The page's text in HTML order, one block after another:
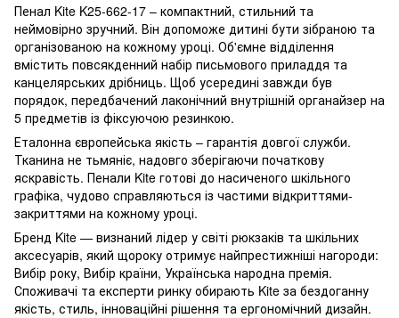
Пенал Kite K25-662-17 – компактний, стильний та
неймовірно зручний. Він допоможе дитині бути зібраною та
організованою на кожному уроці. Об'ємне відділення
вмістить повсякденний набір письмового приладдя та
канцелярських дрібниць. Щоб усередині завжди був
порядок, передбачений лаконічний внутрішній органайзер на
5 предметів із фіксуючою резинкою.
Еталонна європейська якість – гарантія довгої служби.
Тканина не тьмяніє, надовго зберігаючи початкову
яскравість. Пенали Kite готові до насиченого шкільного
графіка, чудово справляються із частими відкриттями-
закриттями на кожному уроці.
Бренд Kite — визнаний лідер у світі рюкзаків та шкільних
аксесуарів, який щороку отримує найпрестижніші нагороди:
Вибір року, Вибір країни, Українська народна премія.
Споживачі та експерти ринку обирають Kite за бездоганну
якість, стиль, інноваційні рішення та ергономічний дизайн.